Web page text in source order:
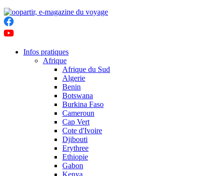
Infos pratiques
Afrique
Afrique du Sud
Algerie
Benin
Botswana
Burkina Faso
Cameroun
Cap Vert
Cote d'Ivoire
Djibouti
Erythree
Ethiopie
Gabon
Kenya